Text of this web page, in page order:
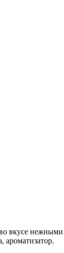
вкусе
ароматизатор.